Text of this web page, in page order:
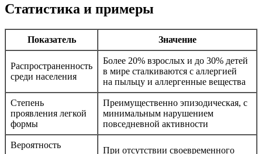
Статистика и примеры
Показатель Значение
Распространенность
среди населения
Более 20% взрослых и до 30% детей
в мире сталкиваются с аллергией
на пыльцу и аллергенные вещества
Степень
проявления легкой
формы
Преимущественно эпизодическая, с
минимальным нарушением
повседневной активности
Вероятность
При отсутствии своевременного